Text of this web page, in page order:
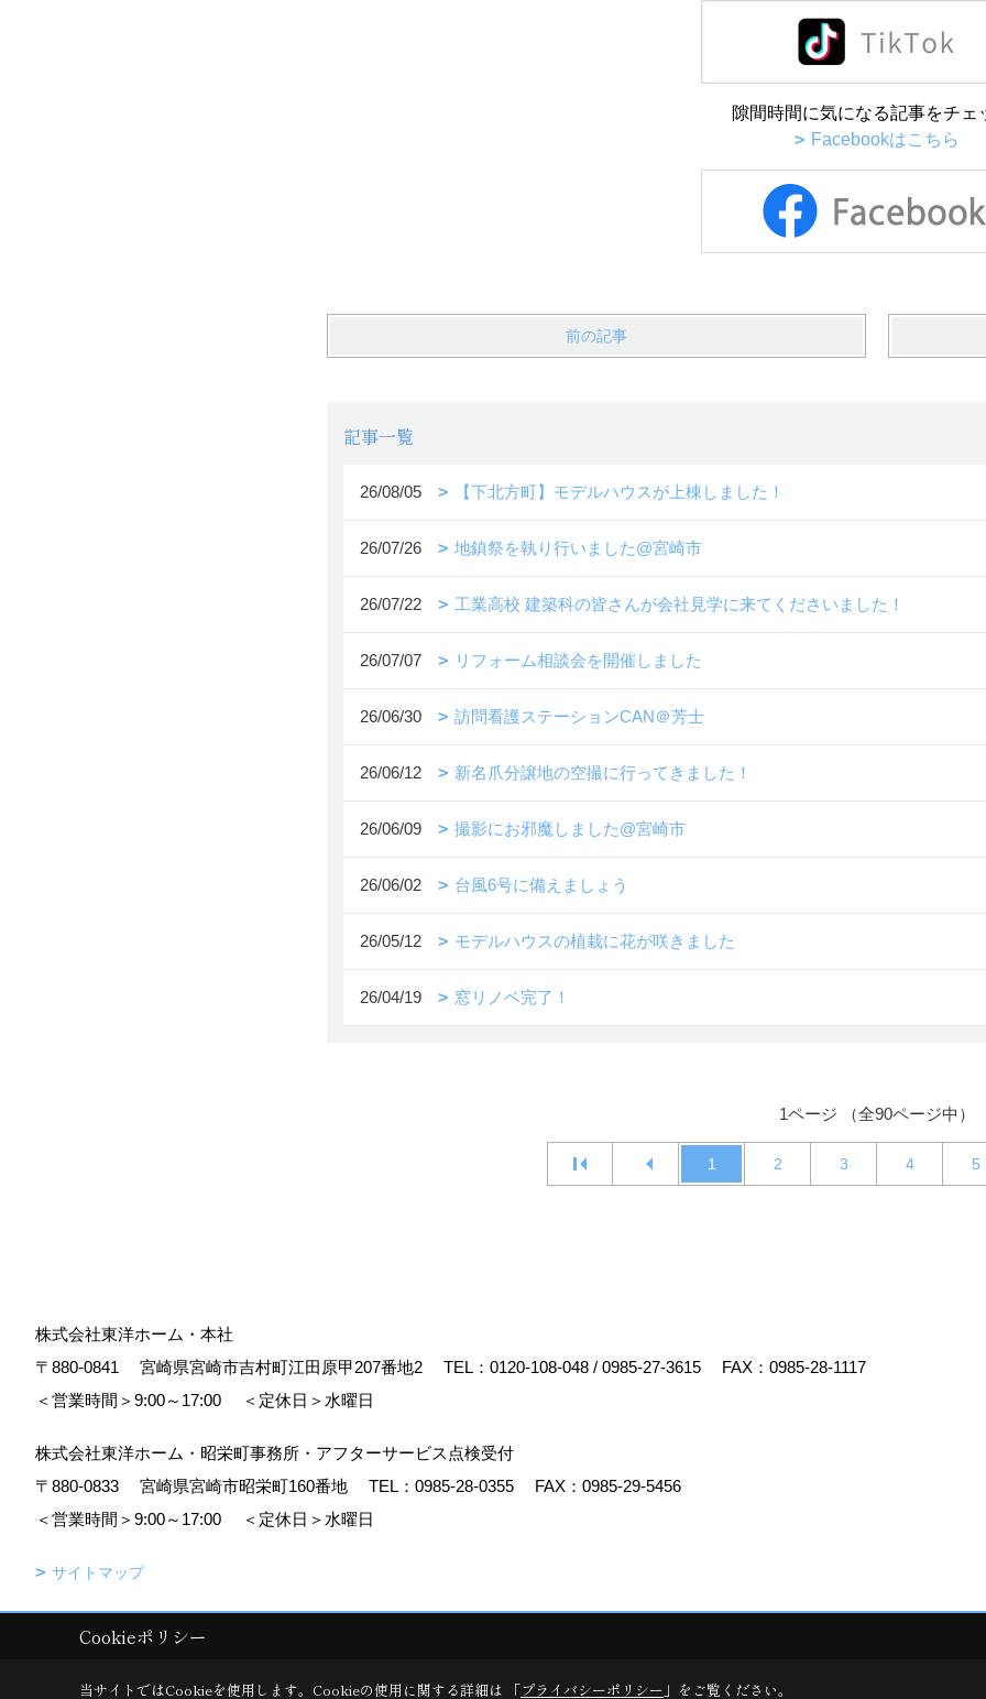
隙間時間に気になる記事をチェ
Facebookはこちら
前の記事
記事一覧
26/08/05 【下北方町】モデルハウスが上棟しました！
26/07/26 地鎮祭を執り行いました@宮崎市
26/07/22 工業高校 建築科の皆さんが会社見学に来てくださいました！
26/07/07 リフォーム相談会を開催しました
26/06/30 訪問看護ステーションCAN＠芳士
26/06/12 新名爪分譲地の空撮に行ってきました！
26/06/09 撮影にお邪魔しました@宮崎市
26/06/02 台風6号に備えましょう
26/05/12 モデルハウスの植栽に花が咲きました
26/04/19 窓リノベ完了！
1ページ （全90ページ中）
1 2 3 4 5
株式会社東洋ホーム・本社
〒880-0841
宮崎県宮崎市吉村町江田原甲207番地2 TEL： 0120-108-048 / 0985-27-3615
FAX：0985-28-1117
＜営業時間＞9:00～17:00
＜定休日＞水曜日
株式会社東洋ホーム・昭栄町事務所・アフターサービス点検受付
〒880-0833
宮崎県宮崎市昭栄町160番地 TEL： 0985-28-0355
FAX：0985-29-5456
＜営業時間＞9:00～17:00
＜定休日＞水曜日
サイトマップ
Copyright (c) TOYO HOME Co., Ltd. All Rights Reserved.
Cookieポリシー
当サイトではCookieを使用します。 Cookieの使用に関する詳細は 「プライバシーポリシー 」をご覧ください。